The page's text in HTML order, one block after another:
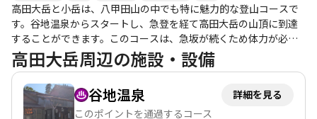
流も少なく、静けさを求める方にはぴったりの場所です。高田大
岳は、挑戦的な登山を楽しみたい方にとって、素晴らしい選択肢
となるでしょう。
高田大岳と小岳は、八甲田山の中でも特に魅力的な登山コースで
す。谷地温泉からスタートし、急登を経て高田大岳の山頂に到達
することができます。このコースは、急坂が続くため体力が必要
ですが、登りきった先には素晴らしい景色が広がります。特に、
山頂からの眺望は絶景で、遠くに岩木山や南八甲田の主峰が見え
ます。 登山道は整備されており、歩きやすい部分も多いですが、
泥濘や水たまりがあるため注意が必要です。特に、急登を終えた
後の小岳への道は、藪漕ぎや滑りやすい場所があり、慎重に進む
高田大岳周辺の施設・設備
谷地温泉
詳細を見る
このポイントを通過するコース